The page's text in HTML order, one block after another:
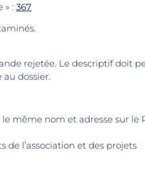
» : 367
rejetée. Le descriptif doit
dossier.
même nom et adresse sur le
de l’association et des projets